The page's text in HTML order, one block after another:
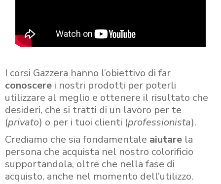
I corsi Gazzera hanno l’obiettivo di far
conoscere i nostri prodotti per poterli
utilizzare al meglio e ottenere il risultato che
desideri, che si tratti di un lavoro per te
(privato) o per i tuoi clienti (professionista).
Crediamo che sia fondamentale aiutare la
persona che acquista nel nostro colorificio
supportandola, oltre che nella fase di
acquisto, anche nel momento dell’utilizzo.